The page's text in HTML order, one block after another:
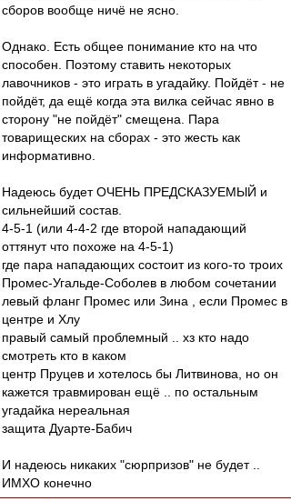
сборов вообще ничё не ясно.
Однако. Есть общее понимание кто на что
способен. Поэтому ставить некоторых
лавочников - это играть в угадайку. Пойдёт - не
пойдёт, да ещё когда эта вилка сейчас явно в
сторону "не пойдёт" смещена. Пара
товарищеских на сборах - это жесть как
информативно.
Надеюсь будет ОЧЕНЬ ПРЕДСКАЗУЕМЫЙ и
сильнейший состав.
4-5-1 (или 4-4-2 где второй нападающий
оттянут что похоже на 4-5-1)
где пара нападающих состоит из кого-то троих
Промес-Угальде-Соболев в любом сочетании
левый фланг Промес или Зина , если Промес в
центре и Хлу
правый самый проблемный .. хз кто надо
смотреть кто в каком
центр Пруцев и хотелось бы Литвинова, но он
кажется травмирован ещё .. по остальным
угадайка нереальная
защита Дуарте-Бабич
И надеюсь никаких "сюрпризов" не будет ..
ИМХО конечно